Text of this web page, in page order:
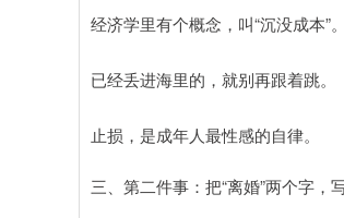
经济学里有个概念，叫“沉没成本”。
已经丢进海里的，就别再跟着跳。
止损，是成年人最性感的自律。
三、第二件事：把“离婚”两个字，